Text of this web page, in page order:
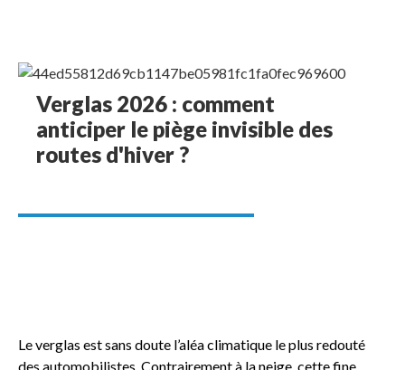
Verglas 2026 : comment
anticiper le piège invisible des
routes d'hiver ?
Le verglas est sans doute l’aléa climatique le plus redouté
des automobilistes. Contrairement à la neige, cette fine